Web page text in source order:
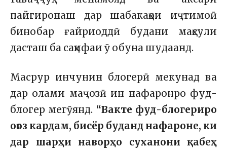
пайгиронаш дар шабакаҳои иҷтимоӣ
бинобар ғайриоддӣ будани маҳсули
дасташ ба саҳифаи ӯ обуна шудаанд.
Масрур инчунин блогерӣ мекунад ва
дар олами маҷозӣ ин нафаронро фуд-
блогер мегӯянд. “Вакте фуд-блогериро
оғоз кардам, бисёр буданд нафароне, ки
дар шарҳи наворҳо суханони қабеҳ